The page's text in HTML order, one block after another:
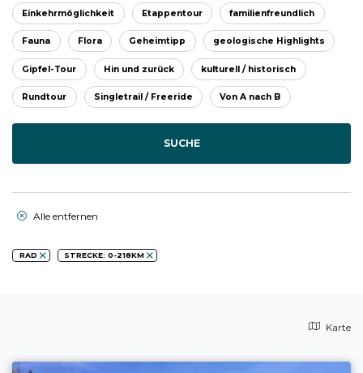
Einkehrmöglichkeit Etappentour familienfreundlich
Fauna Flora Geheimtipp geologische Highlights
Gipfel-Tour Hin und zurück kulturell / historisch
Rundtour Singletrail / Freeride Von A nach B
SUCHE
Alle entfernen
RAD STRECKE: 0-218KM
Karte